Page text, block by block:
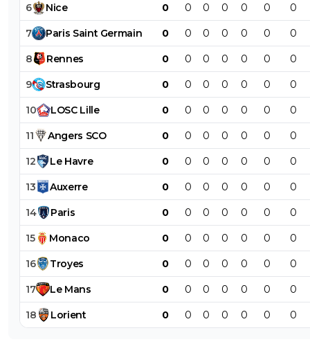
6 Nice 0 0 0 0 0 0 0
7 Paris Saint Germain 0 0 0 0 0 0 0
8 Rennes 0 0 0 0 0 0 0
9 Strasbourg 0 0 0 0 0 0 0
10 LOSC Lille 0 0 0 0 0 0 0
11 Angers SCO 0 0 0 0 0 0 0
12 Le Havre 0 0 0 0 0 0 0
13 Auxerre 0 0 0 0 0 0 0
14 Paris 0 0 0 0 0 0 0
15 Monaco 0 0 0 0 0 0 0
16 Troyes 0 0 0 0 0 0 0
17 Le Mans 0 0 0 0 0 0 0
18 Lorient 0 0 0 0 0 0 0